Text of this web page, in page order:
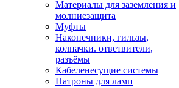
Материалы для заземления и
молниезащита
Муфты
Наконечники, гильзы,
колпачки. ответвители,
разъёмы
Кабеленесущие системы
Патроны для ламп